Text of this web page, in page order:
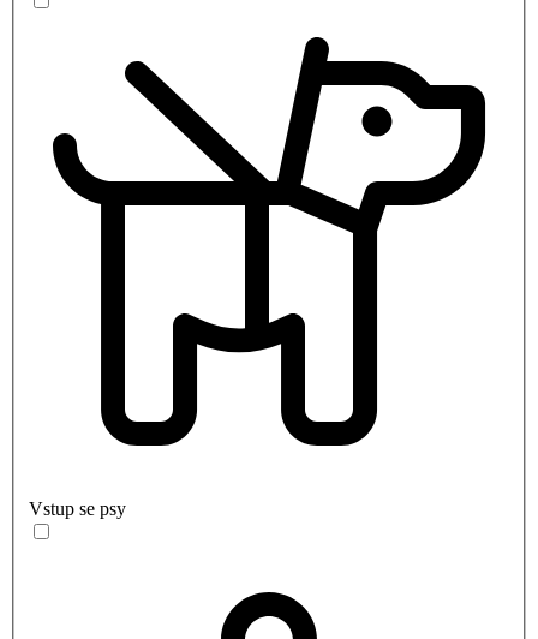
Vstup se psy